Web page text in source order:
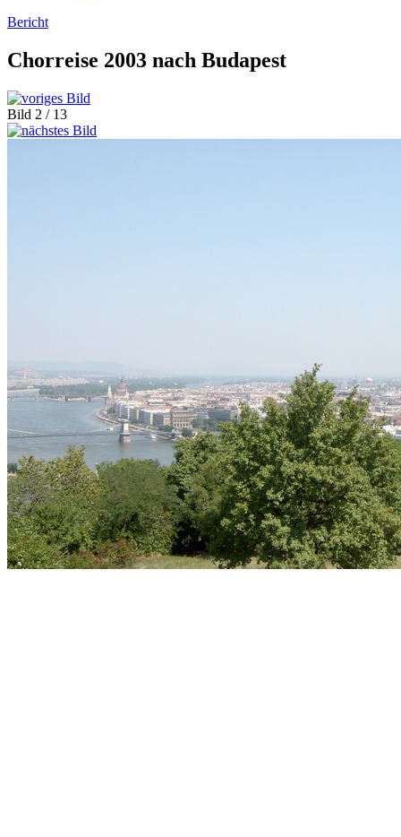
Bericht
Chorreise 2003 nach Budapest
Bild 2 / 13